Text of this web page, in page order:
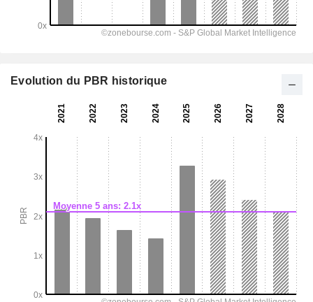
Evolution du PBR historique